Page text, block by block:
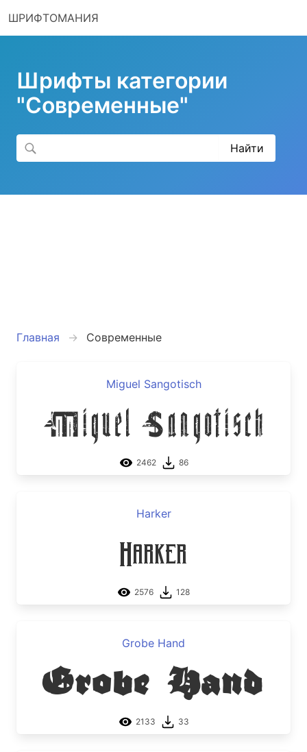
ШРИФТОМАНИЯ
Шрифты категории
"Современные"
Главная Современные
Miguel Sangotisch
Miguel Sangotisch
2462 86
Harker
Harker
2576 128
Grobe Hand
Grobe Hand
2133 33